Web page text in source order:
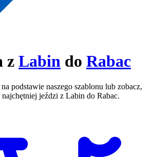
z Labin do Rabac
podstawie naszego szablonu lub zobacz,
najchętniej jeździ z Labin do Rabac.